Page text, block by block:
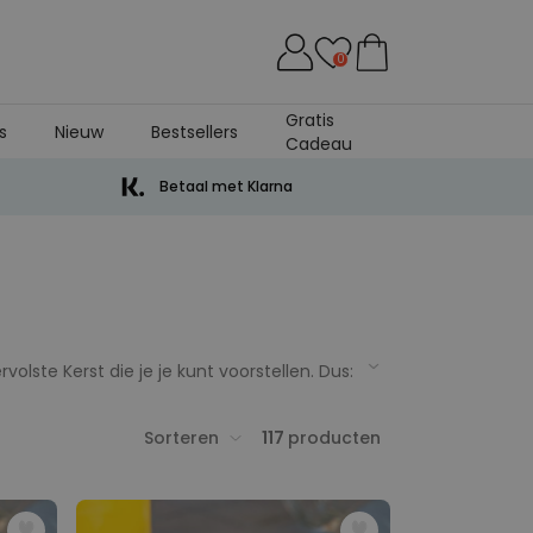
0
Nieuw Bestsellers
Gratis
Cadeau
Betaal met Klarna
Kerst die je je kunt voorstellen. Dus:
personaliseren is gedacht. Dus veel
Sorteren 117 producten